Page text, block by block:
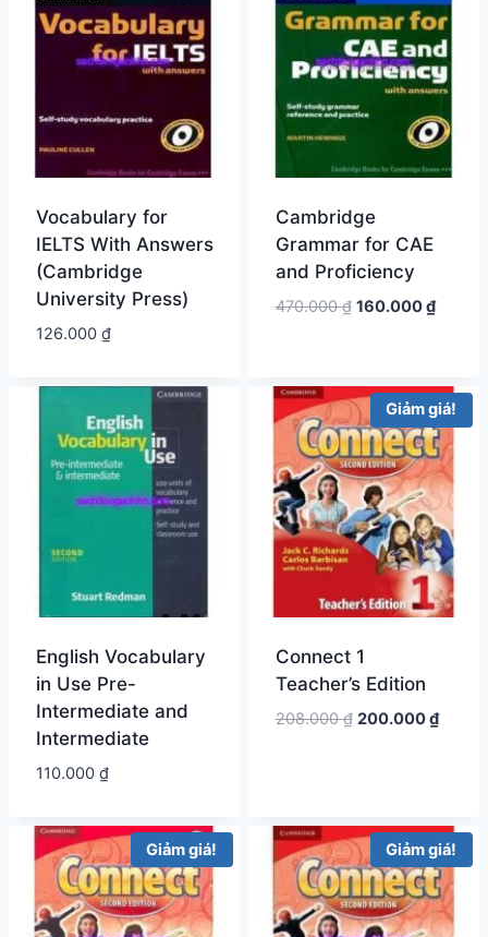
nhất
Vocabulary for
IELTS With Answers
(Cambridge
University Press)
126.000 ₫
Cambridge
Grammar for CAE
and Proficiency
470.000₫ Giá
160.000₫Giá
English Vocabulary
in Use Pre-
Intermediate and
Intermediate
110.000 ₫
Giảm giá!
Connect 1
Teacher’s Edition
208.000₫ Giá
200.000₫Giá
Giảm giá!
Giảm giá!